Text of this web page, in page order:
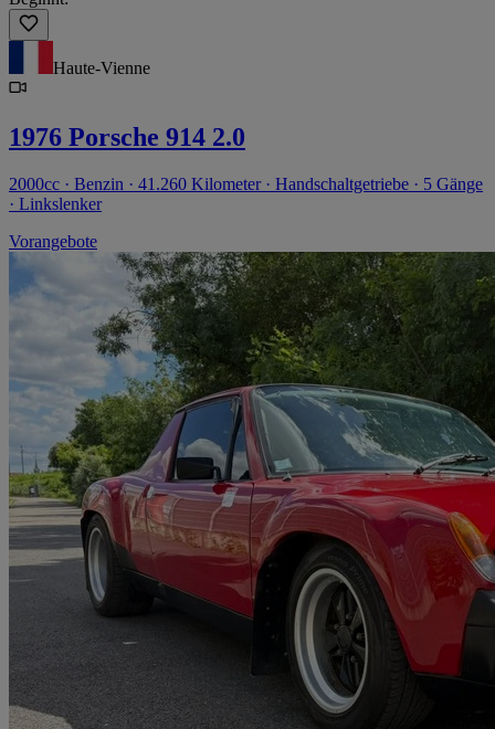
Haute-Vienne
1976 Porsche 914 2.0
2000cc · Benzin · 41.260 Kilometer · Handschaltgetriebe · 5 Gänge
· Linkslenker
Vorangebote